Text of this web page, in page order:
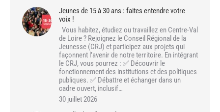
Jeunes de 15 à 30 ans : faites entendre votre
voix !
Vous habitez, étudiez ou travaillez en Centre-Val
de Loire ? Rejoignez le Conseil Régional de la
Jeunesse (CRJ) et participez aux projets qui
façonnent l’avenir de notre territoire. En intégrant
le CRJ, vous pourrez : ✅ Découvrir le
fonctionnement des institutions et des politiques
publiques. ✅ Débattre et échanger dans un
cadre ouvert, inclusif…
30 juillet 2026